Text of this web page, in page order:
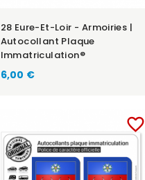
28 Eure-Et-Loir - Armoiries |
Autocollant Plaque
Immatriculation®
6,00 €
favorite_border